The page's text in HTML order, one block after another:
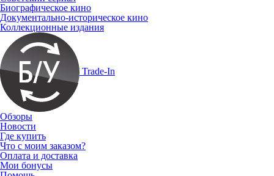
Биографическое кино
Документально-историческое кино
Коллекционные издания
Trade-In
Обзоры
Новости
Где купить
Что с моим заказом?
Оплата и доставка
Мои бонусы